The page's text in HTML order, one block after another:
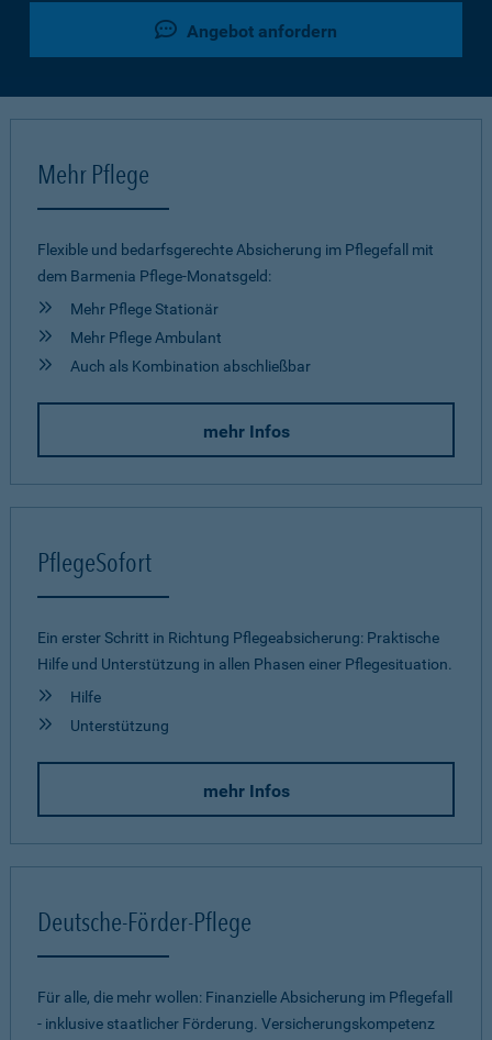
Angebot anfordern
Mehr Pflege
Flexible und bedarfsgerechte Absicherung im Pflegefall mit
dem Barmenia Pflege-Monatsgeld:
Mehr Pflege Stationär
Mehr Pflege Ambulant
Auch als Kombination abschließbar
mehr Infos
PflegeSofort
Ein erster Schritt in Richtung Pflegeab­sicherung: Praktische
Hilfe und Unterstützung in allen Phasen einer Pflegesituation.
Hilfe
Unterstützung
mehr Infos
Deutsche-Förder-Pflege
Für alle, die mehr wollen: Finanzielle Absicherung im Pflegefall
- inklusive staatlicher Förderung. Versicherungskompetenz